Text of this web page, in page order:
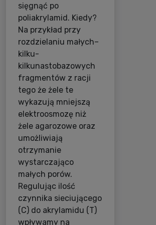
sięgnąć po
poliakrylamid. Kiedy?
Na przykład przy
rozdzielaniu małych–
kilku-
kilkunastobazowych
fragmentów z racji
tego że żele te
wykazują mniejszą
elektroosmozę niż
żele agarozowe oraz
umożliwiają
otrzymanie
wystarczająco
małych porów.
Regulując ilość
czynnika sieciującego
(C) do akrylamidu (T)
wpływamy na